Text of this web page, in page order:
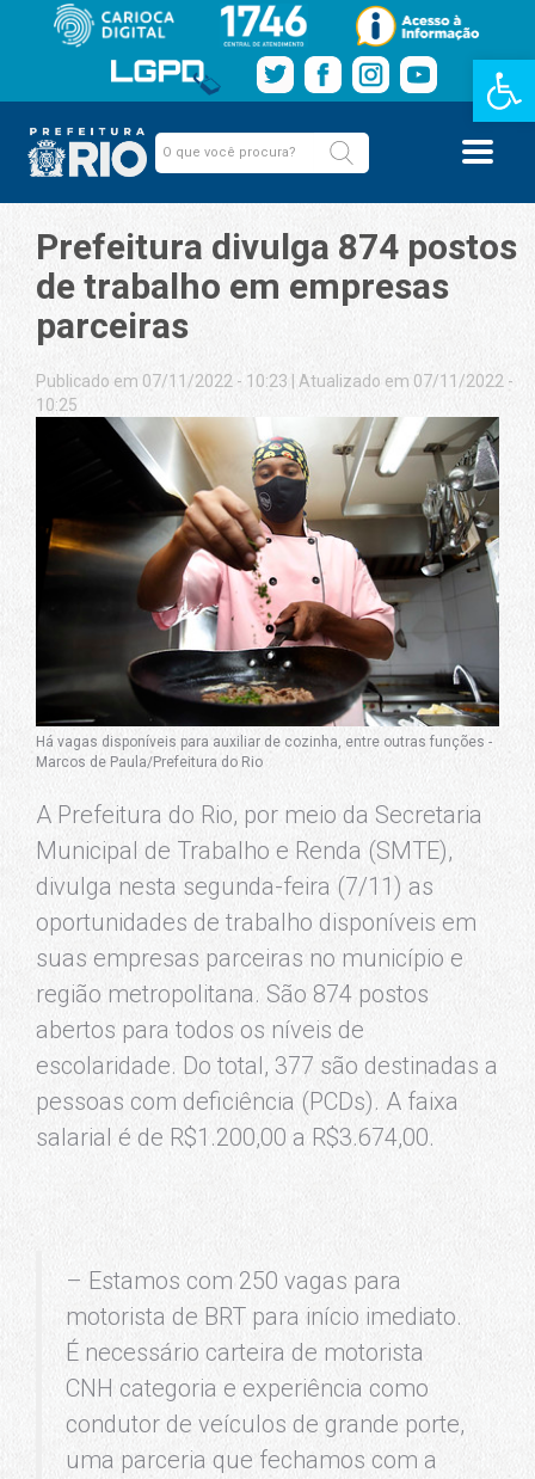
Barra de
Prefeitura divulga 874 postos
de trabalho em empresas
parceiras
Publicado em 07/11/2022 - 10:23
Atualizado em 07/11/2022 -
10:25
Há vagas disponíveis para auxiliar de cozinha, entre outras funções -
Marcos de Paula/Prefeitura do Rio
A Prefeitura do Rio, por meio da Secretaria
Municipal de Trabalho e Renda (SMTE),
divulga nesta segunda-feira (7/11) as
oportunidades de trabalho disponíveis em
suas empresas parceiras no município e
região metropolitana. São 874 postos
abertos para todos os níveis de
escolaridade. Do total, 377 são destinadas a
pessoas com deficiência (PCDs). A faixa
salarial é de R$1.200,00 a R$3.674,00.
– Estamos com 250 vagas para
motorista de BRT para início imediato.
É necessário carteira de motorista
CNH categoria e experiência como
condutor de veículos de grande porte,
uma parceria que fechamos com a